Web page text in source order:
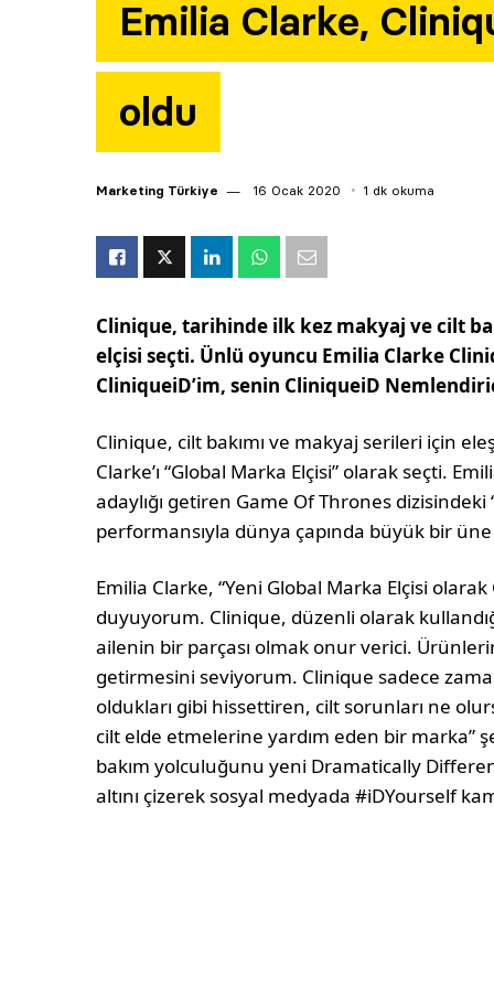
Emilia Clarke,
oldu
Marketing Türkiye 16 Ocak 2020 1 dk okuma
Clinique, tarihinde ilk kez makyaj ve cilt
elçisi seçti. Ünlü oyuncu Emilia Clarke
CliniqueiD’im, senin CliniqueiD
Clinique, cilt bakımı ve makyaj serileri için
Clarke’ı “Global Marka Elçisi” olarak seçti.
adaylığı getiren Game Of Thrones
performansıyla dünya çapında büyük bir
Emilia Clarke, “Yeni Global Marka Elçisi
duyuyorum. Clinique, düzenli olarak
ailenin bir parçası olmak onur verici.
getirmesini seviyorum. Clinique sadece
oldukları gibi hissettiren, cilt sorunları ne
cilt elde etmelerine yardım eden bir marka”
bakım yolculuğunu yeni Dramatically
altını çizerek sosyal medyada #iDYourself